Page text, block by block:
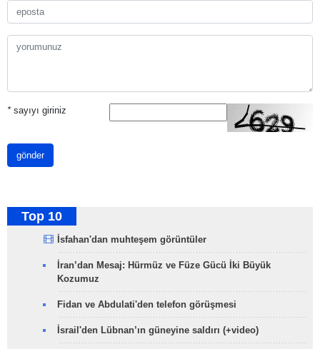
*sayıyı giriniz
gönder
Top 10
İsfahan'dan muhteşem görüntüler
İran’dan Mesaj: Hürmüz ve Füze Gücü İki Büyük
Kozumuz
Fidan ve Abdulati'den telefon görüşmesi
İsrail'den Lübnan’ın güneyine saldırı (+video)